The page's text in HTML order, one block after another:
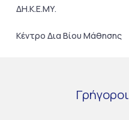
ΔΗ.Κ.Ε.ΜΥ.
Κέντρο Δια Βίου Μάθησης
Γρήγοροι